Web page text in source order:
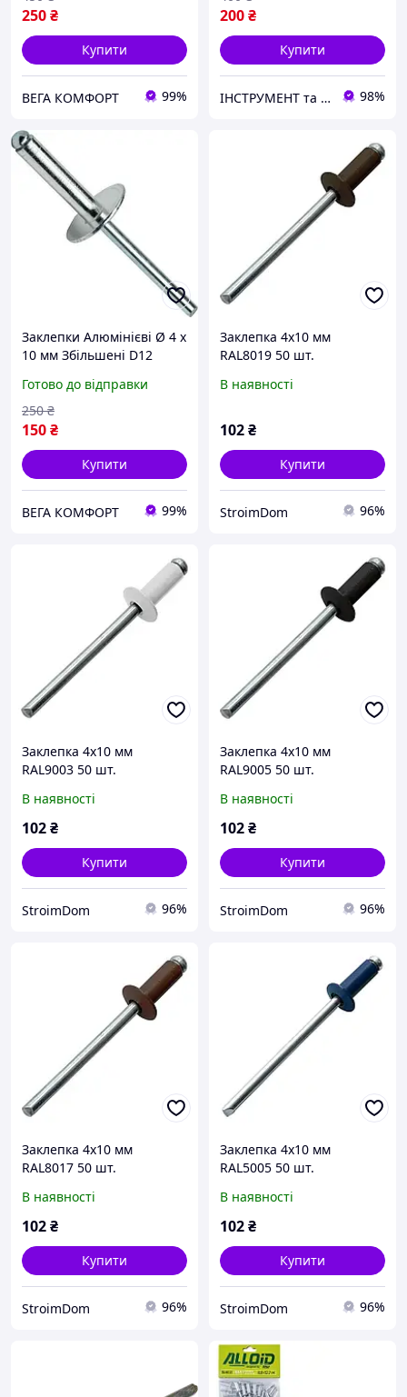
250₴
Купити
ВЕГА КОМФОРТ 99%
200₴
Купити
ІНСТРУМЕНТ та МЕТИЗИ 98%
Заклепки Алюмінієві Ø 4 х
10 мм Збільшені D12
Готово до відправки
150₴
250 ₴
Купити
ВЕГА КОМФОРТ 99%
Заклепка 4x10 мм
RAL8019 50 шт.
В наявності
102₴
Купити
StroimDom 96%
Заклепка 4x10 мм
RAL9003 50 шт.
В наявності
102₴
Купити
StroimDom 96%
Заклепка 4x10 мм
RAL9005 50 шт.
В наявності
102₴
Купити
StroimDom 96%
Заклепка 4x10 мм
RAL8017 50 шт.
В наявності
102₴
Купити
StroimDom 96%
Заклепка 4x10 мм
RAL5005 50 шт.
В наявності
102₴
Купити
StroimDom 96%